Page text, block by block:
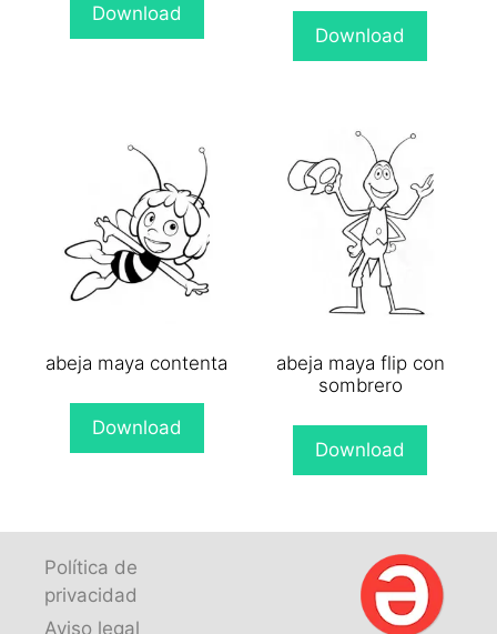
Download
Download
abeja maya contenta
Download
abeja maya flip con
sombrero
Download
Política de
privacidad
Aviso legal